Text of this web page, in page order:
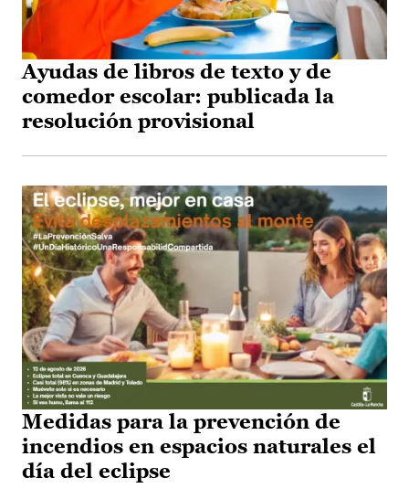
Ayudas de libros de texto y de
comedor escolar: publicada la
resolución provisional
Medidas para la prevención de
incendios en espacios naturales el
día del eclipse